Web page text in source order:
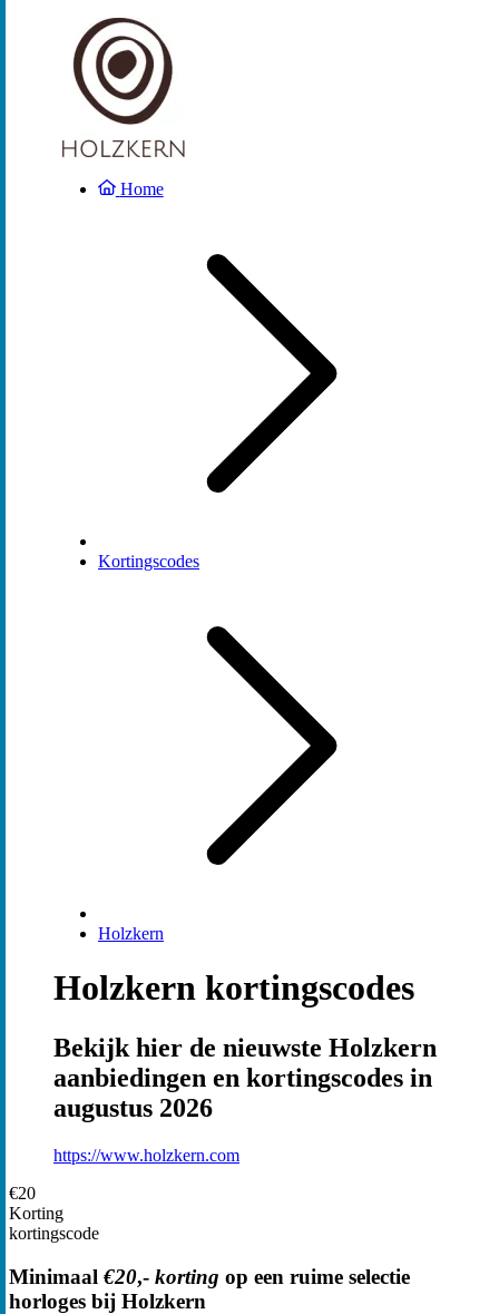
Home
Kortingscodes
Holzkern
Holzkern kortingscodes
Bekijk hier de nieuwste Holzkern
aanbiedingen en kortingscodes in
augustus 2026
https://www.holzkern.com
€20
Korting
kortingscode
Minimaal €20,- korting op een ruime selectie
horloges bij Holzkern